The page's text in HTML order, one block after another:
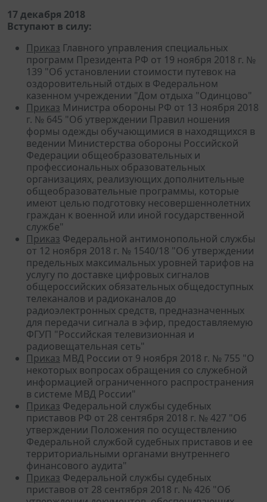
17 декабря 2018
Вступают в силу:
Приказ Главного управления специальных
программ Президента РФ от 19 ноября 2018 г. №
139 "Об установлении стоимости путевок на
оздоровительный отдых в Федеральном
казенном учреждении "Дом отдыха "Одинцово"
Приказ Министра обороны РФ от 13 ноября 2018
г. № 645 "Об утверждении Правил ношения
формы одежды обучающимися в находящихся в
ведении Министерства обороны Российской
Федерации общеобразовательных и
профессиональных образовательных
организациях, реализующих дополнительные
общеобразовательные программы, которые
имеют целью подготовку несовершеннолетних
граждан к военной или иной государственной
службе"
Приказ Федеральной антимонопольной службы
от 12 ноября 2018 г. № 1540/18 "Об утверждении
предельных максимальных уровней тарифов на
услугу по доставке цифровых сигналов
общероссийских обязательных общедоступных
телеканалов и радиоканалов до
радиоэлектронных средств, предназначенных
для передачи сигнала в эфир, предоставляемую
ФГУП "Российская телевизионная и
радиовещательная сеть"
Приказ МВД России от 9 ноября 2018 г. № 755 "О
некоторых вопросах обращения со служебной
информацией ограниченного распространения
в системе МВД России"
Приказ Федеральной службы судебных
приставов РФ от 28 сентября 2018 г. № 427 "Об
утверждении Положения по осуществлению
Федеральной службой судебных приставов и ее
территориальными органами внутреннего
финансового аудита"
Приказ Федеральной службы судебных
приставов от 28 сентября 2018 г. № 426 "Об